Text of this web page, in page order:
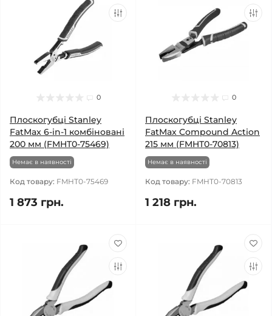
0
Плоскогубці Stanley
FatMax 6-in-1 комбіновані
200 мм (FMHT0-75469)
Немає в наявності
Код товару: FMHT0-75469
1 873 грн.
0
Плоскогубці Stanley
FatMax Compound Action
215 мм (FMHT0-70813)
Немає в наявності
Код товару: FMHT0-70813
1 218 грн.